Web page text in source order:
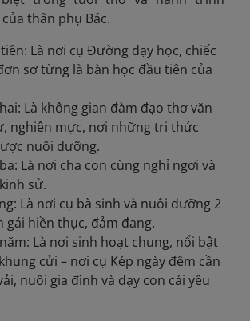
thân phụ Bác.
Là nơi cụ Đường dạy học, chiếc
sơ từng là bàn học đầu tiên của
Là không gian đàm đạo thơ văn
nghiên mực, nơi những tri thức
nuôi dưỡng.
Là nơi cha con cùng nghỉ ngơi và
sử.
Là nơi cụ bà sinh và nuôi dưỡng 2
gái hiền thục, đảm đang.
Là nơi sinh hoạt chung, nổi bật
cửi – nơi cụ Kép ngày đêm cần
nuôi gia đình và dạy con cái yêu